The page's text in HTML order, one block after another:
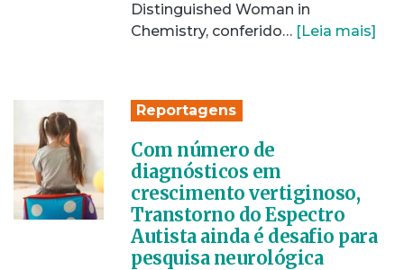
Distinguished Woman in
Chemistry, conferido… [Leia mais]
Reportagens
Com número de
diagnósticos em
crescimento vertiginoso,
Transtorno do Espectro
Autista ainda é desafio para
pesquisa neurológica